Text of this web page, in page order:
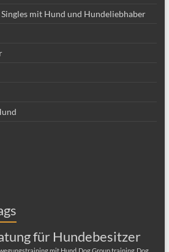
für Hundebesitzer
mit Hund Dog Group training
Ernährungsberatung für Hunde Hundecoach